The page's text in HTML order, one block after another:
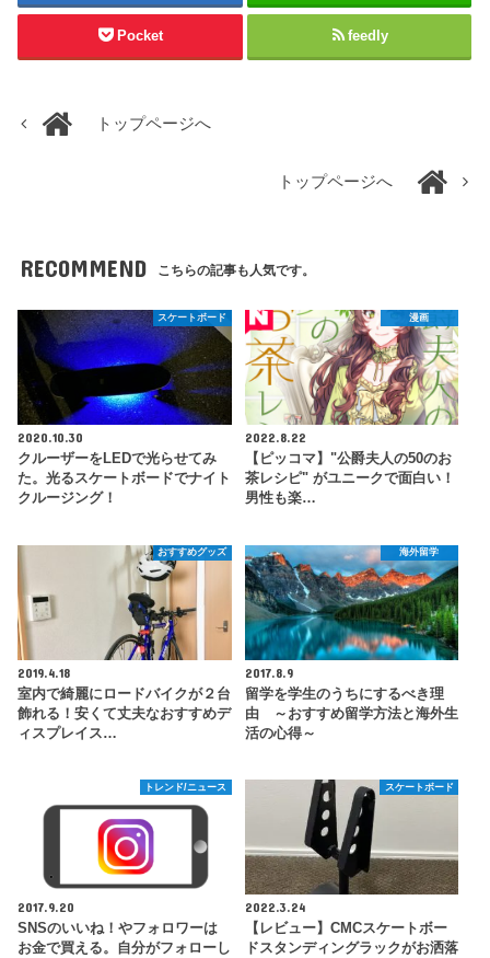
Pocket feedly
トップページへ
トップページへ
RECOMMEND こちらの記事も人気です。
スケートボード
2020.10.30
クルーザーをLEDで光らせてみ
た。光るスケートボードでナイト
クルージング！
漫画
2022.8.22
【ピッコマ】"公爵夫人の50のお
茶レシピ" がユニークで面白い！
男性も楽…
おすすめグッズ
2019.4.18
室内で綺麗にロードバイクが２台
飾れる！安くて丈夫なおすすめデ
ィスプレイス…
海外留学
2017.8.9
留学を学生のうちにするべき理
由 ～おすすめ留学方法と海外生
活の心得～
トレンド/ニュース
2017.9.20
SNSのいいね！やフォロワーは
お金で買える。自分がフォローし
スケートボード
2022.3.24
【レビュー】CMCスケートボー
ドスタンディングラックがお洒落